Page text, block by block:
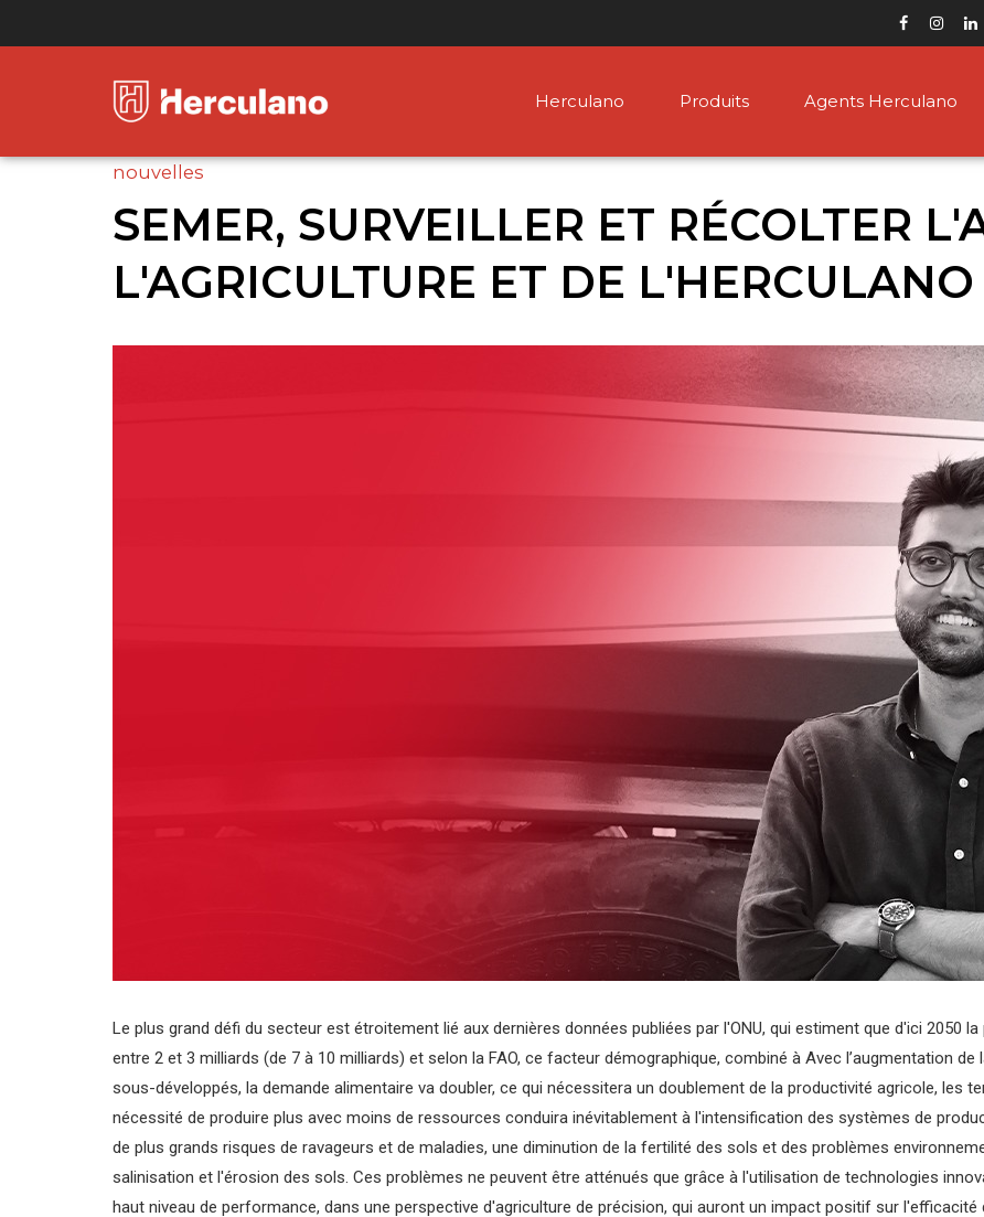
Herculano Produits Agents Herculano
nouvelles
SEMER, SURVEILLER ET RÉCOLTER
L'AGRICULTURE ET DE L'HERCULANO
Le plus grand défi du secteur est étroitement lié aux dernières données publiées par l'ONU, qui estiment que d'ici 2050
entre 2 et 3 milliards (de 7 à 10 milliards) et selon la FAO, ce facteur démographique, combiné à Avec l’augmentation
sous-développés, la demande alimentaire va doubler, ce qui nécessitera un doublement de la productivité agricole, les
nécessité de produire plus avec moins de ressources conduira inévitablement à l'intensification des systèmes de
de plus grands risques de ravageurs et de maladies, une diminution de la fertilité des sols et des problèmes
salinisation et l'érosion des sols. Ces problèmes ne peuvent être atténués que grâce à l'utilisation de technologies
haut niveau de performance, dans une perspective d'agriculture de précision, qui auront un impact positif sur l'efficacité